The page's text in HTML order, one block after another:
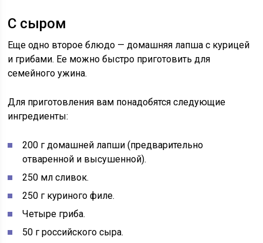
С сыром
Еще одно второе блюдо — домашняя лапша с курицей
и грибами. Ее можно быстро приготовить для
семейного ужина.
Для приготовления вам понадобятся следующие
ингредиенты:
200 г домашней лапши (предварительно
отваренной и высушенной).
250 мл сливок.
250 г куриного филе.
Четыре гриба.
50 г российского сыра.